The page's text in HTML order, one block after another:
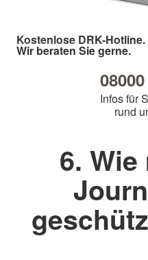
Kostenlose DRK-Hotline.
Wir beraten Sie gerne.
08000
Infos für
rund
6.